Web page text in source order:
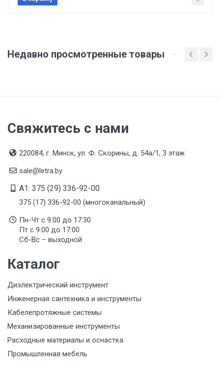
в сопроводительной документации к товару и
Недавно просмотренные товары
Свяжитесь с нами
220084, г. Минск, ул. Ф. Скорины, д. 54а/1, 3 этаж
sale@letra.by
A1: 375 (29) 336-92-00
375 (17) 336-92-00 (многоканальный)
Пн-Чт с 9:00 до 17:30
Пт с 9:00 до 17:00
Сб-Вс – выходной
Каталог
Диэлектрический инструмент
Инженерная сантехника и инструменты
Кабелепротяжные системы
Механизированные инструменты
Расходные материалы и оснастка
Промышленная мебель